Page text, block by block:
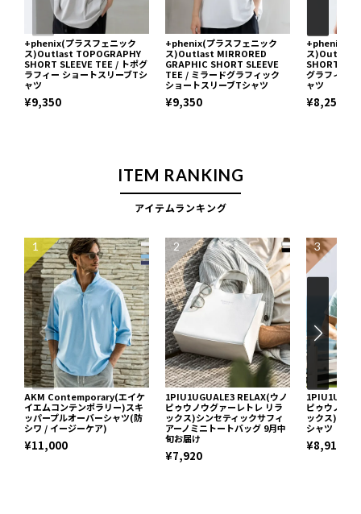
+phenix(プラスフェニック
ス)Outlast TOPOGRAPHY
SHORT SLEEVE TEE / トポグ
ラフィー ショートスリーブTシ
ャツ
¥9,350
+phenix(プラスフェニック
ス)Outlast MIRRORED
GRAPHIC SHORT SLEEVE
TEE / ミラードグラフィック
ショートスリーブTシャツ
¥9,350
+phenix(プ
ス)Outlast
SHORT
グラフィ シ
ャツ
¥8,250
ITEM RANKING
アイテムランキング
1
AKM Contemporary(エイケ
イエムコンテンポラリー)スキ
ッパープルオーバーシャツ(防
シワ / イージーケア)
¥11,000
2
1PIU1UGUALE3 RELAX(ウノ
ピゥウノウグァーレトレ リラ
ックス)シンセティックサフィ
アーノミニトートバッグ 9月中
旬お届け
¥7,920
3
ピゥウノウ
ックス)ブロ
シャツ
¥8,910